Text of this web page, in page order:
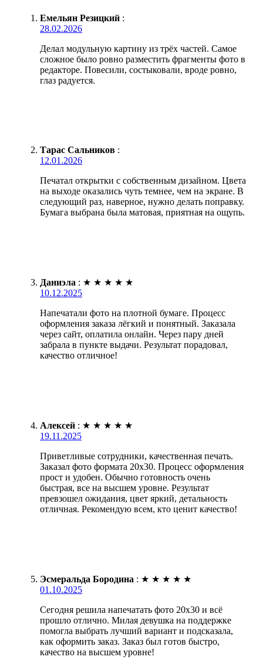
Емельян Резицкий :
28.02.2026
Делал модульную картину из трёх частей. Самое
сложное было ровно разместить фрагменты фото в
редакторе. Повесили, состыковали, вроде ровно,
глаз радуется.
Тарас Сальников :
12.01.2026
Печатал открытки с собственным дизайном. Цвета
на выходе оказались чуть темнее, чем на экране. В
следующий раз, наверное, нужно делать поправку.
Бумага выбрана была матовая, приятная на ощупь.
Даниэла : ★ ★ ★ ★ ★
10.12.2025
Напечатали фото на плотной бумаге. Процесс
оформления заказа лёгкий и понятный. Заказала
через сайт, оплатила онлайн. Через пару дней
забрала в пункте выдачи. Результат порадовал,
качество отличное!
Алексей : ★ ★ ★ ★ ★
19.11.2025
Приветливые сотрудники, качественная печать.
Заказал фото формата 20х30. Процесс оформления
прост и удобен. Обычно готовность очень
быстрая, все на высшем уровне. Результат
превзошел ожидания, цвет яркий, детальность
отличная. Рекомендую всем, кто ценит качество!
Эсмеральда Бородина : ★ ★ ★ ★ ★
01.10.2025
Сегодня решила напечатать фото 20х30 и всё
прошло отлично. Милая девушка на поддержке
помогла выбрать лучший вариант и подсказала,
как оформить заказ. Заказ был готов быстро,
качество на высшем уровне!